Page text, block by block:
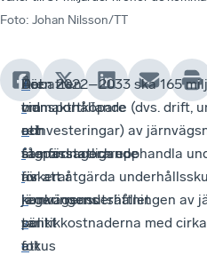
Foto: Johan Nilsson/TT
T
r
a
f
i
k
v
e
Debatten
om
ett
återförstatligande
av
järnvägsunderhållet
tar
fokus
För
transportköpare
och
tågpassagerare
riskerar
regeringens
politik
att
Åren 2022–2033 ska 165
vidmakthållande (dvs. drift,
reinvesteringar) av
samordna och upphandla
för att åtgärda
konkurrensutsättningen av
sänkt kostnaderna med